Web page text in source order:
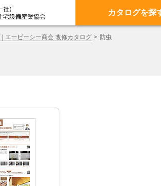
カタログを探
| エービーシー商会 改修カタログ 防虫